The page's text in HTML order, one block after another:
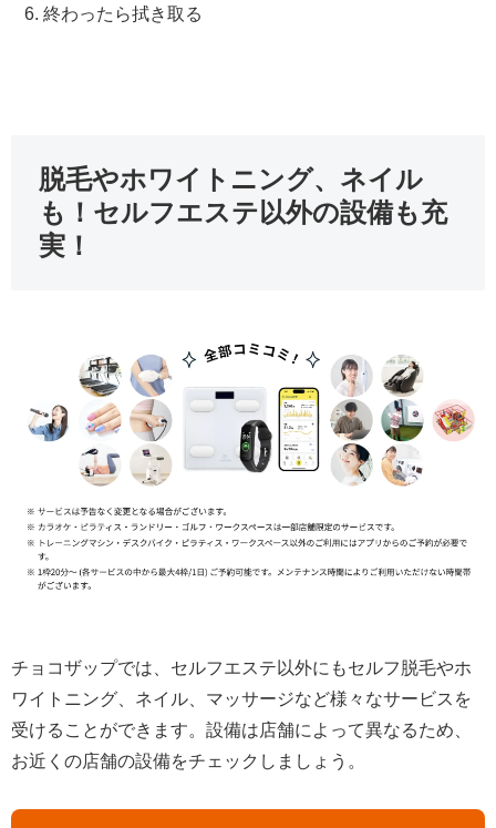
終わったら拭き取る
脱毛やホワイトニング、ネイル
も！セルフエステ以外の設備も充
実！
チョコザップでは、セルフエステ以外にもセルフ脱毛やホ
ワイトニング、ネイル、マッサージなど様々なサービスを
受けることができます。設備は店舗によって異なるため、
お近くの店舗の設備をチェックしましょう。